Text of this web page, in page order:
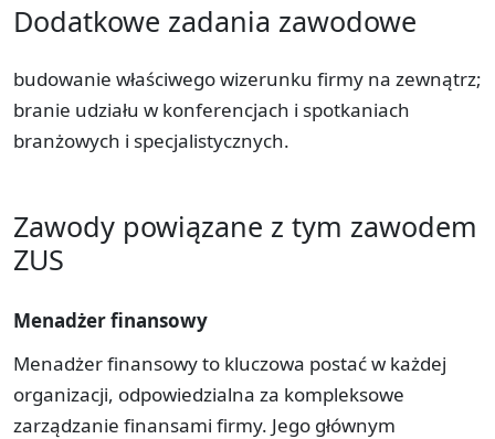
Dodatkowe zadania zawodowe
budowanie właściwego wizerunku firmy na zewnątrz;
branie udziału w konferencjach i spotkaniach
branżowych i specjalistycznych.
Zawody powiązane z tym zawodem
ZUS
Menadżer finansowy
Menadżer finansowy to kluczowa postać w każdej
organizacji, odpowiedzialna za kompleksowe
zarządzanie finansami firmy. Jego głównym